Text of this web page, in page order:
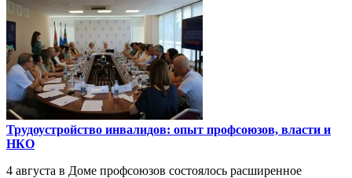
Трудоустройство инвалидов: опыт профсоюзов, власти и
НКО
4 августа в Доме профсоюзов состоялось расширенное